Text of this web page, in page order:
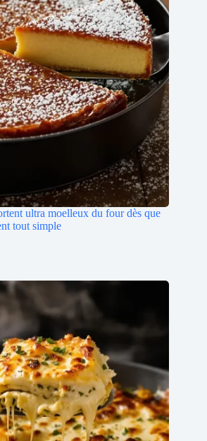
ultra moelleux du four dès que
tout simple